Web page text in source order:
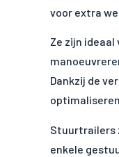
voor extra
Ze zijn
Dankzij de
Stuurtrailers
enkele